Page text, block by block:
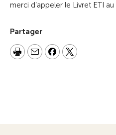
merci d’appeler le Livret ETI au
Partager